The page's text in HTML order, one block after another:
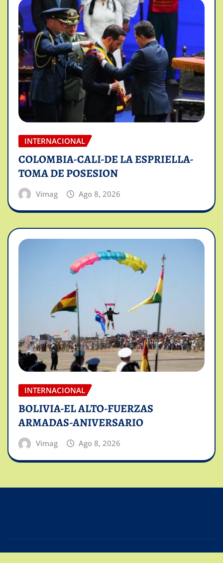
INTERNACIONAL
COLOMBIA-CALI-DE LA ESPRIELLA-
TOMA DE POSESION
Vimag Ago 8, 2026
INTERNACIONAL
BOLIVIA-EL ALTO-FUERZAS
ARMADAS-ANIVERSARIO
Vimag Ago 8, 2026